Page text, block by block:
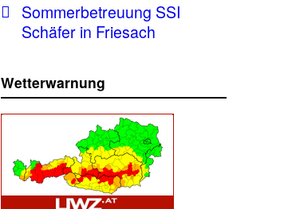
Sommerbetreuung SSI
Schäfer in Friesach
Wetterwarnung